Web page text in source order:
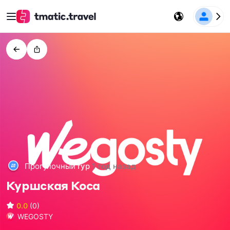
Прогулочныйтур 1 год назад
Куршская Коса
0.0 (0)
WEGOSTY